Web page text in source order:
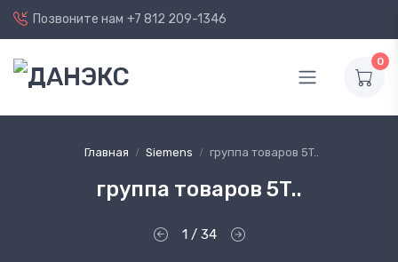
Позвоните нам +7 812 209-1346
0
Главная Siemens группа товаров 5T..
группа товаров 5T..
1 / 34